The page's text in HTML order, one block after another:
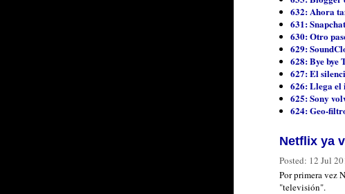
632: Ahora
631:
630: Otro
629:
628: Bye bye
627: El
626: Llega el
625: Sony
624: Geo-
Netflix ya
Posted: 12 Jul
Por primera vez
"televisión".